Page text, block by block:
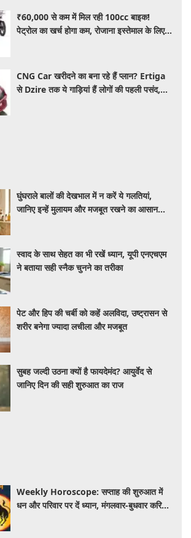
₹60,000 से कम में मिल रही 100cc बाइक!
पेट्रोल का खर्च होगा कम, रोजाना इस्तेमाल के लिए है
CNG Car खरीदने का बना रहे हैं प्लान? Ertiga
से Dzire तक ये गाड़ियां हैं लोगों की पहली पसंद,
घुंघराले बालों की देखभाल में न करें ये गलतियां,
जानिए इन्हें मुलायम और मजबूत रखने का आसान
स्वाद के साथ सेहत का भी रखें ध्यान, यूपी एनएचएम
ने बताया सही स्नैक चुनने का तरीका
पेट और हिप की चर्बी को कहें अलविदा, उष्ट्रासन से
शरीर बनेगा ज्यादा लचीला और मजबूत
सुबह जल्दी उठना क्यों है फायदेमंद? आयुर्वेद से
जानिए दिन की सही शुरुआत का राज
Weekly Horoscope: सप्ताह की शुरुआत में
धन और परिवार पर दें ध्यान, मंगलवार-बुधवार करियर